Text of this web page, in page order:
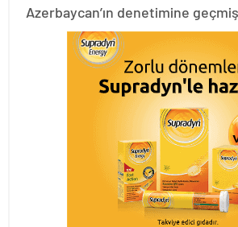
Azerbaycan’ın denetimine